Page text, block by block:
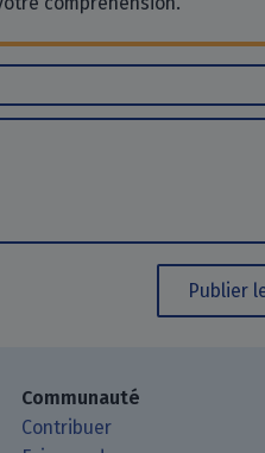
Publier
Communauté
Contribuer